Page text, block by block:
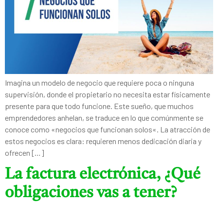
Imagina un modelo de negocio que requiere poca o ninguna
supervisión, donde el propietario no necesita estar físicamente
presente para que todo funcione. Este sueño, que muchos
emprendedores anhelan, se traduce en lo que comúnmente se
conoce como «negocios que funcionan solos«. La atracción de
estos negocios es clara: requieren menos dedicación diaria y
ofrecen […]
La factura electrónica, ¿Qué
obligaciones vas a tener?